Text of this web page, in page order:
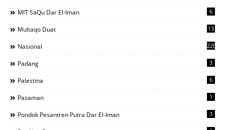
MIT SaQu Dar El-Iman 6
Multaqo Duat 13
Nasional 220
Padang 3
Palestina 6
Pasaman 1
Pondok Pesantren Putra Dar El-Iman 3